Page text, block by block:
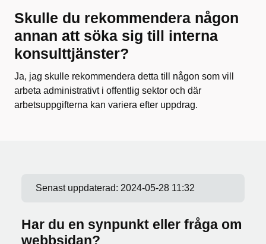
Skulle du rekommendera någon
annan att söka sig till interna
konsulttjänster?
Ja, jag skulle rekommendera detta till någon som vill
arbeta administrativt i offentlig sektor och där
arbetsuppgifterna kan variera efter uppdrag.
Senast uppdaterad: 2024-05-28 11:32
Har du en synpunkt eller fråga om
webbsidan?